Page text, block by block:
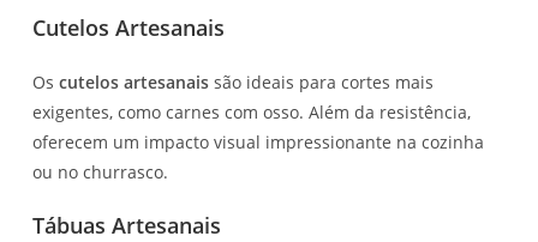
Cutelos Artesanais
Oscutelos artesanais são ideais para cortes mais
exigentes, como carnes com osso. Além da resistência,
oferecem um impacto visual impressionante na cozinha
ou no churrasco.
Tábuas Artesanais